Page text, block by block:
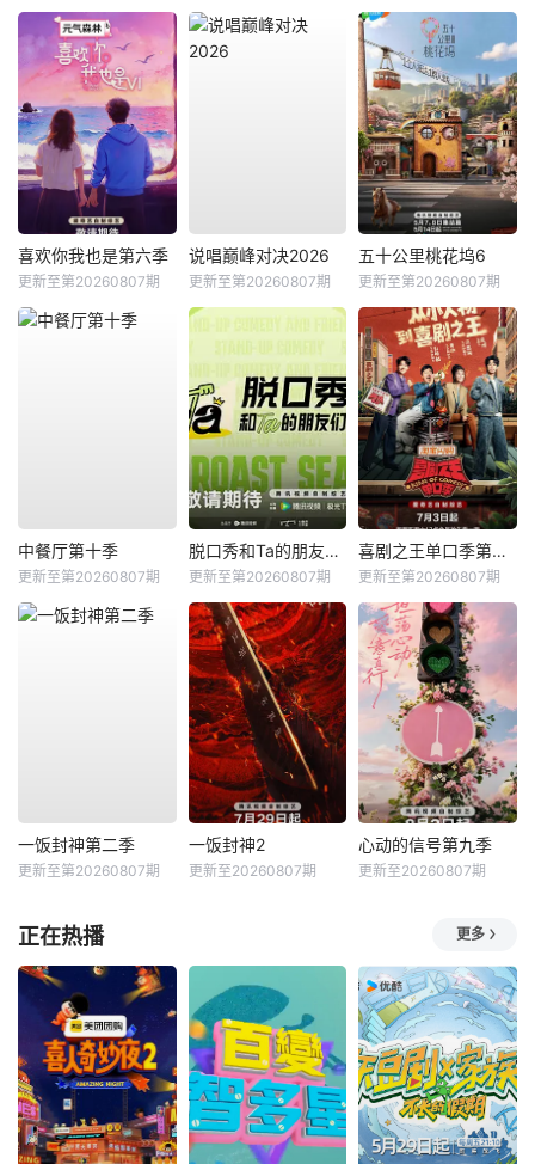
喜欢你我也是第六季
更新至第20260807期
说唱巅峰对决2026
更新至第20260807期
五十公里桃花坞6
更新至第20260807期
中餐厅第十季
更新至第20260807期
脱口秀和Ta的朋友们第三季
更新至第20260807期
喜剧之王单口季第三季
更新至第20260807期
一饭封神第二季
更新至第20260807期
一饭封神2
更新至20260807期
心动的信号第九季
更新至20260807期
正在热播 更多